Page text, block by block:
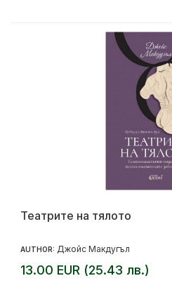
Театрите на тялото
AUTHOR: Джойс Макдугъл
13.00 EUR (25.43 лв.)